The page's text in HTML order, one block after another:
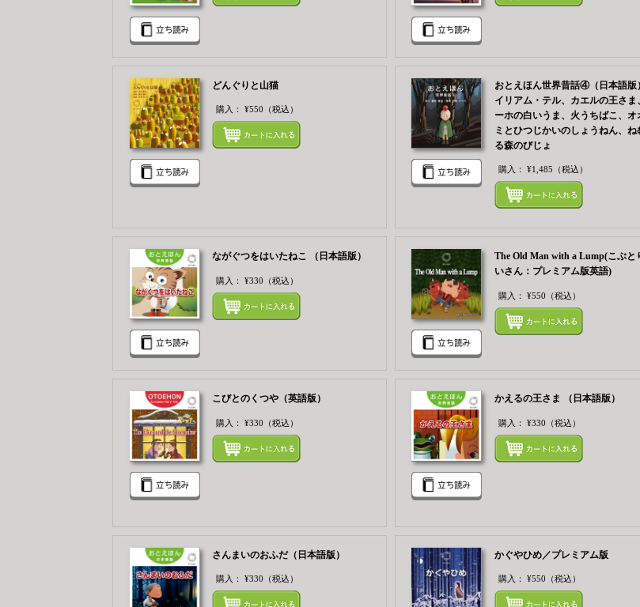
どんぐりと山猫
購入： ¥550 （税込）
まとめてカートにいれる
おとえほん世界昔話④（日本語版
イリアム・テル、カエルの王さま
ーホの白いうま、火うちばこ、オ
ミとひつじかいのしょうねん、ね
る森のびじょ
購入： ¥1,485 （税込）
ながぐつをはいたねこ （日本語版）
購入： ¥330 （税込）
まとめてカートにいれる
The Old Man with a Lump(こぶと
いさん：プレミアム版英語)
購入： ¥550 （税込）
こびとのくつや（英語版）
購入： ¥330 （税込）
まとめてカートにいれる
かえるの王さま （日本語版）
購入： ¥330 （税込）
さんまいのおふだ（日本語版）
購入： ¥330 （税込）
まとめてカートにいれる
かぐやひめ／プレミアム版
購入： ¥550 （税込）